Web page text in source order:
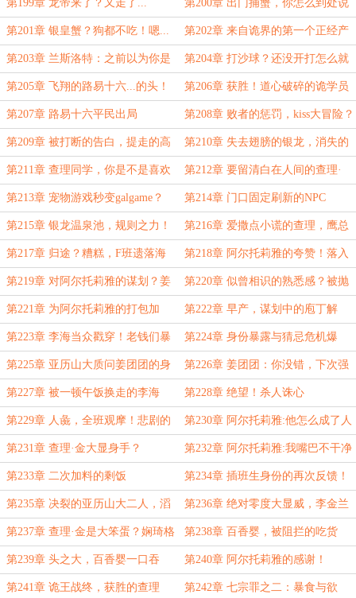
第199章 龙帝来了？又走了... 第200章 出门捕蟹，你怎么到处说
我死了？
第201章 银皇蟹？狗都不吃！嗯...
狗不吃顾万生吃
第202章 来自诡界的第一个正经产
业！篝火宴会
第203章 兰斯洛特：之前以为你是
智障来的！
第204章 打沙球？还没开打怎么就
成弱势方了！
第205章 飞翔的路易十六...的头！ 第206章 获胜！道心破碎的诡学员
们
第207章 路易十六平民出局 第208章 败者的惩罚，kiss大冒险？
第209章 被打断的告白，提走的高
跟鞋
第210章 失去翅膀的银龙，消失的
高跟鞋
第211章 查理同学，你是不是喜欢
姜同学？
第212章 要留清白在人间的查理·
金？他真的跳了！
第213章 宠物游戏秒变galgame？ 第214章 门口固定刷新的NPC
第215章 银龙温泉池，规则之力！ 第216章 爱撒点小谎的查理，鹰总
管的致命追问
第217章 归途？糟糕，F班遗落海
岛！
第218章 阿尔托莉雅的夸赞！落入
诡界的车
第219章 对阿尔托莉雅的谋划？姜
团团的异样
第220章 似曾相识的熟悉感？被抛
弃的路易十六
第221章 为阿尔托莉雅的打包加
料！
第222章 早产，谋划中的庖丁解
人？
第223章 李海当众戳穿！老钱们暴
力维护
第224章 身份暴露与猜忌危机爆
发！
第225章 亚历山大质问姜团团的身
份来历
第226章 姜团团：你没错，下次强
杀他
第227章 被一顿午饭换走的李海 第228章 绝望！杀人诛心
第229章 人彘，全班观摩！悲剧的
李海
第230章 阿尔托莉雅:他怎么成了人
彘还在笑？
第231章 查理·金大显身手？ 第232章 阿尔托莉雅:我嘴巴不干净
了
第233章 二次加料的剩饭 第234章 插班生身份的再次反馈！
第235章 决裂的亚历山大二人，滔
天巨浪
第236章 绝对零度大显威，李金兰
的醒悟？
第237章 查理·金是大笨蛋？娴琦格
格的义检提议！
第238章 百香婴，被阻拦的吃货
王！
第239章 头之大，百香婴一口吞
下！
第240章 阿尔托莉雅的感谢！
第241章 诡王战终，获胜的查理 第242章 七宗罪之二：暴食与欲